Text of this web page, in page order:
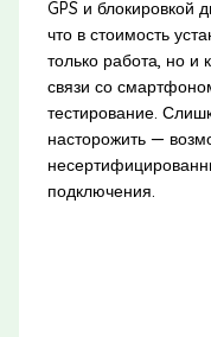
GPS и блокировкой
что в стоимость
только работа, но и
связи со
тестирование.
насторожить —
подключения.